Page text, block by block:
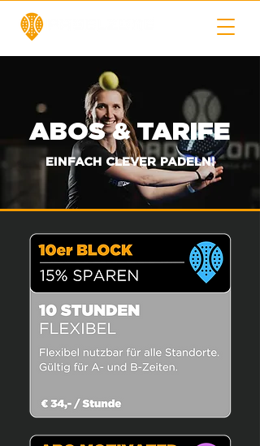
ABOS & TARIFE
EINFACH CLEVER PADELN!